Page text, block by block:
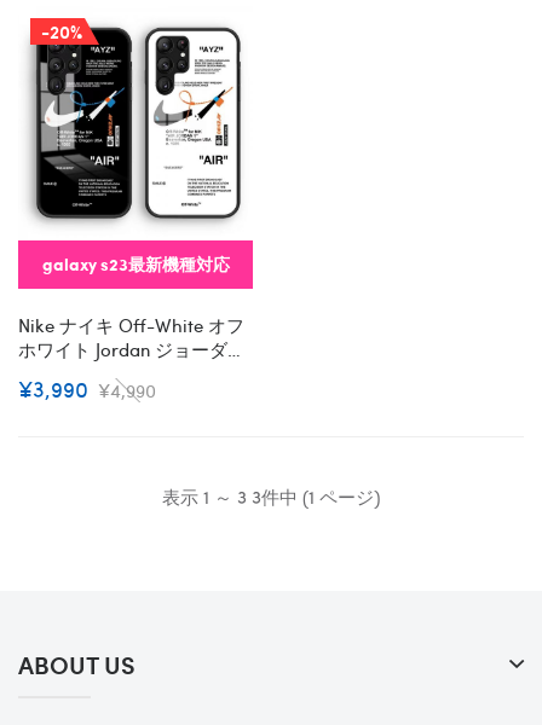
S23 Ultraケースカバースタ
ンド付きセレブ愛用全機種
対応ハイブランドケース パ
ロディ
-20%
galaxy s23最新機種対応
Nike ナイキ Off-White オフ
ホワイト Jordan ジョーダン
ブランド Galaxy S23/s23
Plus/s23 Ultra スマホケース
おしゃれ コピー 男女通用 レ
¥3,990 ¥4,990
表示 1 ～ 3 3件中 (1 ページ)
ABOUT US